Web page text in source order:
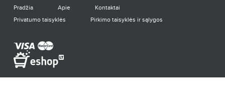
Pradžia Apie
Kontaktai
Privatumo taisyklės
Pirkimo taisyklės ir sąlygos